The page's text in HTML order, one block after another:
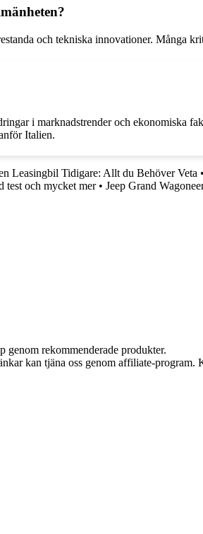
och tekniska innovationer. Många
i marknadstrender och ekonomiska
Italien.
Leasingbil Tidigare: Allt du Behöver Veta •
test och mycket mer• Jeep Grand
rekommenderade produkter.
kan tjäna oss genom affiliate-